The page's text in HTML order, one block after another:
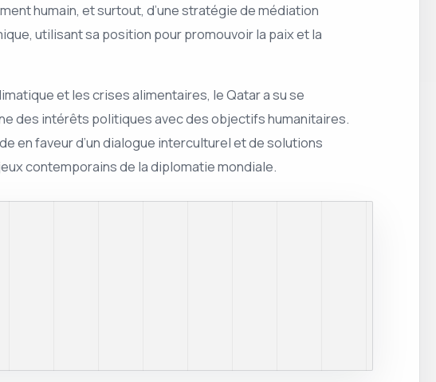
humain, et surtout, d’une stratégie de médiation
utilisant sa position pour promouvoir la paix et la
et les crises alimentaires, le Qatar a su se
des intérêts politiques avec des objectifs humanitaires.
en faveur d’un dialogue interculturel et de solutions
contemporains de la diplomatie mondiale.